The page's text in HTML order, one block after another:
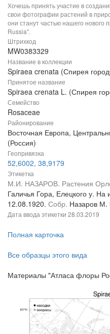
Хочешь принять участие в
свои фотографии растений в
они станут частью нашего нового
Russia".
Штрихкод
MW0383329
Название в коллекции
Spiraea crenata (Спирея
Принятое название
Spiraea crenata L. (Спирея
Семейство
Rosaceae
Районирование
Восточная Европа,
(Россия)
Геопривязка
52,6002, 38,9179
Этикетка
М.И. НАЗАРОВ. Растения
Галичья Гора, Елецкого у. На
12.08.1920. Собр. Назаров М.
Дата ввода этикетки 28.03.2019
Полная карточка
Все образцы этого вида
Материалы "Атласа флоры